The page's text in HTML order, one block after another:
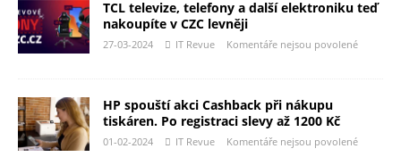
TCL televize, telefony a další elektroniku teď
nakoupíte v CZC levněji
27-03-2024 IT Revue Komentáře nejsou povolené
HP spouští akci Cashback při nákupu
tiskáren. Po registraci slevy až 1200 Kč
01-02-2024 IT Revue Komentáře nejsou povolené